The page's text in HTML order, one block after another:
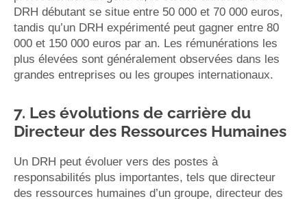
DRH débutant se situe entre 50 000 et 70 000 euros,
tandis qu’un DRH expérimenté peut gagner entre 80
000 et 150 000 euros par an. Les rémunérations les
plus élevées sont généralement observées dans les
grandes entreprises ou les groupes internationaux.
7. Les évolutions de carrière du
Directeur des Ressources Humaines
Un DRH peut évoluer vers des postes à
responsabilités plus importantes, tels que directeur
des ressources humaines d’un groupe, directeur des